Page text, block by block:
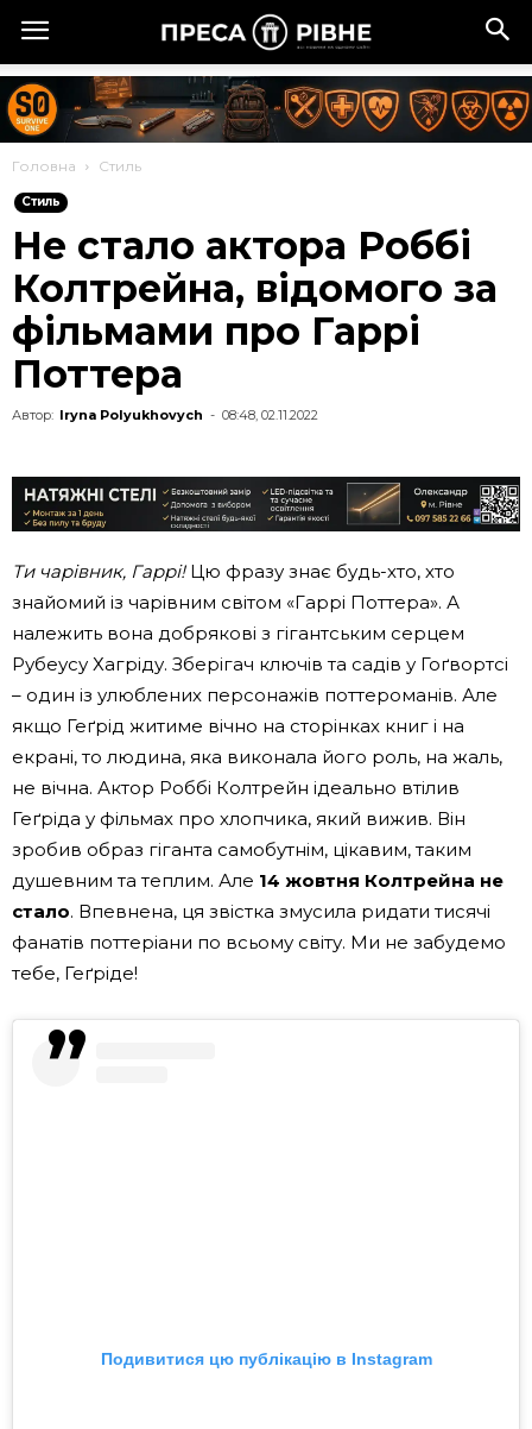
Головна Стиль
Стиль
Не стало актора Роббі
Колтрейна, відомого за
фільмами про Гаррі
Поттера
Автор: Iryna Polyukhovych - 08:48, 02.11.2022
Ти чарівник, Гаррі!Цю фразу знає будь-хто, хто
знайомий із чарівним світом «Гаррі Поттера». А
належить вона добрякові з гігантським серцем
Рубеусу Хагріду. Зберігач ключів та садів у Гоґвортсі
– один із улюблених персонажів поттероманів. Але
якщо Геґрід житиме вічно на сторінках книг і на
екрані, то людина, яка виконала його роль, на жаль,
не вічна. Актор Роббі Колтрейн ідеально втілив
Геґріда у фільмах про хлопчика, який вижив. Він
зробив образ гіганта самобутнім, цікавим, таким
душевним та теплим. Але 14 жовтня Колтрейна не
стало. Впевнена, ця звістка змусила ридати тисячі
фанатів поттеріани по всьому світу. Ми не забудемо
тебе, Геґріде!
Подивитися цю публікацію в Instagram